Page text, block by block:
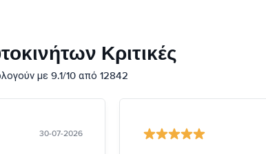
Κριτικές
με 9.1/10 από 12842
30-07-2026